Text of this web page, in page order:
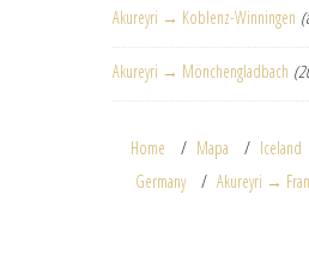
Akureyri → Koblenz-Winningen
Akureyri → Mönchengladbach
Home Mapa Iceland
Germany
Akureyri →